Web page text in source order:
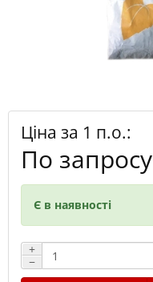
Ціна за 1 п.о.:
По запросу
Є в наявності
+
−